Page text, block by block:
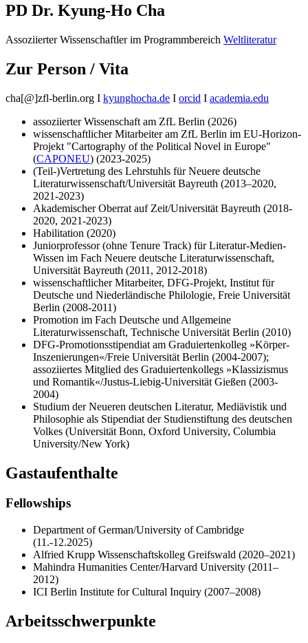
PD Dr. Kyung-Ho Cha
Assoziierter Wissenschaftler im Programmbereich Weltliteratur
Zur Person / Vita
cha[@]zfl-berlin.org I kyunghocha.de I orcid I academia.edu
assoziierter Wissenschaft am ZfL Berlin (2026)
wissenschaftlicher Mitarbeiter am ZfL Berlin im EU-Horizon-
Projekt "Cartography of the Political Novel in Europe"
(CAPONEU) (2023-2025)
(Teil-)Vertretung des Lehrstuhls für Neuere deutsche
Literaturwissenschaft/Universität Bayreuth (2013–2020,
2021-2023)
Akademischer Oberrat auf Zeit/Universität Bayreuth (2018-
2020, 2021-2023)
Habilitation (2020)
Juniorprofessor (ohne Tenure Track) für Literatur-Medien-
Wissen im Fach Neuere deutsche Literaturwissenschaft,
Universität Bayreuth (2011, 2012-2018)
wissenschaftlicher Mitarbeiter, DFG-Projekt, Institut für
Deutsche und Niederländische Philologie, Freie Universität
Berlin (2008-2011)
Promotion im Fach Deutsche und Allgemeine
Literaturwissenschaft, Technische Universität Berlin (2010)
DFG-Promotionsstipendiat am Graduiertenkolleg »Körper-
Inszenierungen«/Freie Universität Berlin (2004-2007);
assoziiertes Mitglied des Graduiertenkollegs »Klassizismus
und Romantik«/Justus-Liebig-Universität Gießen (2003-
2004)
Studium der Neueren deutschen Literatur, Mediävistik und
Philosophie als Stipendiat der Studienstiftung des deutschen
Volkes (Universität Bonn, Oxford University, Columbia
University/New York)
Gastaufenthalte
Fellowships
Department of German/University of Cambridge
(11.-12.2025)
Alfried Krupp Wissenschaftskolleg Greifswald (2020–2021)
Mahindra Humanities Center/Harvard University (2011–
2012)
ICI Berlin Institute for Cultural Inquiry (2007–2008)
Arbeitsschwerpunkte